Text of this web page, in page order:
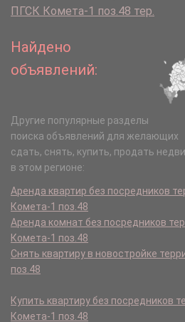
ПГСК Комета-1 поз.48 тер.
Найдено
объявлений:
Другие популярные разделы
поиска объявлений для желающих
сдать, снять, купить, продать
в этом регионе:
Аренда квартир без посредников
Комета-1 поз.48
Аренда комнат без посредников
Комета-1 поз.48
Снять квартиру в новостройке
поз.48
Купить квартиру без посредников
Комета-1 поз.48